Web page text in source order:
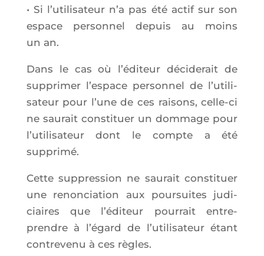
• Si l’u­ti­li­sa­teur n’a pas été actif sur son
espace per­son­nel depuis au moins
un an.
Dans le cas où l’é­di­teur déci­de­rait de
sup­pri­mer l’es­pace per­son­nel de l’u­ti­li­
sa­teur pour l’une de ces rai­sons, celle-ci
ne sau­rait consti­tuer un dom­mage pour
l’u­ti­li­sa­teur dont le compte a été
supprimé.
Cette sup­pres­sion ne sau­rait consti­tuer
une renon­cia­tion aux pour­suites judi­
ciaires que l’é­di­teur pour­rait entre­
prendre à l’é­gard de l’u­ti­li­sa­teur étant
contre­ve­nu à ces règles.